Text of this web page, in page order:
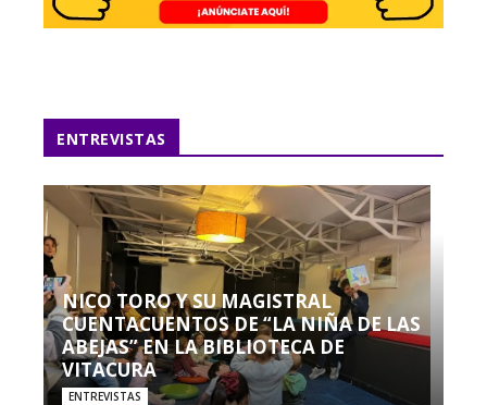
ENTREVISTAS
NICO TORO Y SU MAGISTRAL
CUENTACUENTOS DE “LA NIÑA DE LAS
ABEJAS” EN LA BIBLIOTECA DE
VITACURA
ENTREVISTAS